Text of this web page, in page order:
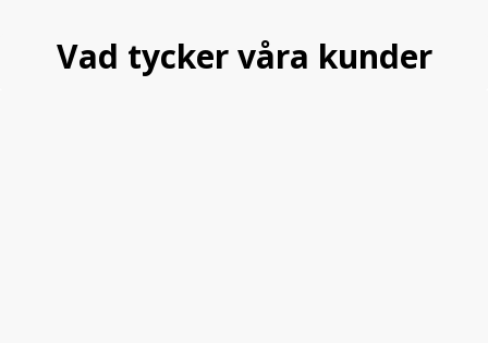
Vad tycker våra kunder